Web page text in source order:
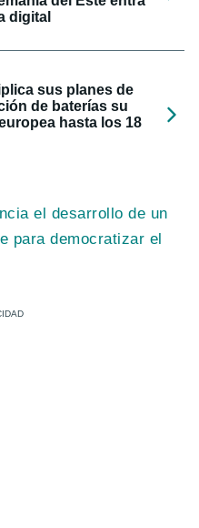
digital
sus planes de
de baterías su
hasta los 18
el desarrollo de un
para democratizar el